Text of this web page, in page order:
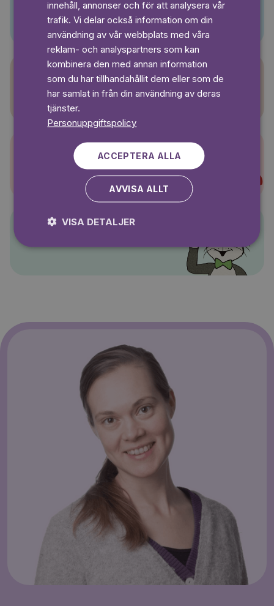
Sagasagor
Super-Charlie
innehåll, annonser och för att analysera vår
trafik. Vi delar också information om din
användning av vår webbplats med våra
reklam- och analyspartners som kan
kombinera den med annan information
som du har tillhandahållit dem eller som de
har samlat in från din användning av deras
tjänster.
Personuppgiftspolicy
ACCEPTERA ALLA
AVVISA ALLT
VISA DETALJER